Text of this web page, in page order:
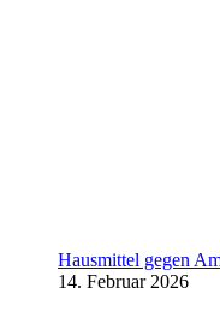
Hausmittel gegen
14. Februar 2026